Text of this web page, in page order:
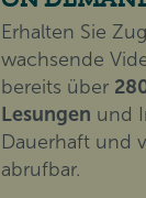
Erhalten Sie
wachsende
bereits über
Lesungen und
Dauerhaft und
abrufbar.